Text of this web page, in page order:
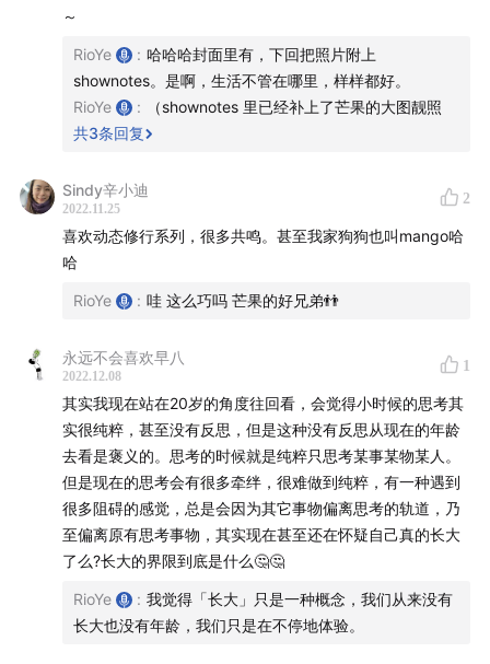
04:51
07:00芒果出现了肠胃不舒服和大家对它的爱
09:30妈妈对芒果的信任和平等
懂事的芒果身上散发着狗性的光辉
12:57Rio 难得的儿童缘来自于小侄女桃子
14:37七岁的小朋友跟我们说她失眠
16:22
一个用爱来拥抱小朋友的 Cen
19:59「 很多时候忽略了他们真正想要的是什么」
21:53 一次平静入睡的尝试
我们的一些想法
23:50「我们在五岁的时候，就开始退化了」
25:15「意识进入身体以后，就继续被投射到了一个更
小的屏幕上」
28:36令人震惊的小朋友们在看的动画片
～
RioYe : 哈哈哈封面里有，下回把照片附上
shownotes。是啊，生活不管在哪里，样样都好。
RioYe
:
（shownotes 里已经补上了芒果的大图靓照
共3条回复
Sindy辛小迪
2022.11.25
2
喜欢动态修行系列，很多共鸣。甚至我家狗狗也叫mango哈
哈
RioYe : 哇 这么巧吗 芒果的好兄弟👬
永远不会喜欢早八
2022.12.08
1
其实我现在站在20岁的角度往回看，会觉得小时候的思考其
实很纯粹，甚至没有反思，但是这种没有反思从现在的年龄
去看是褒义的。思考的时候就是纯粹只思考某事某物某人。
但是现在的思考会有很多牵绊，很难做到纯粹，有一种遇到
很多阻碍的感觉，总是会因为其它事物偏离思考的轨道，乃
至偏离原有思考事物，其实现在甚至还在怀疑自己真的长大
了么?长大的界限到底是什么🤔🤔
RioYe : 我觉得「长大」只是一种概念，我们从来没有
长大也没有年龄，我们只是在不停地体验。